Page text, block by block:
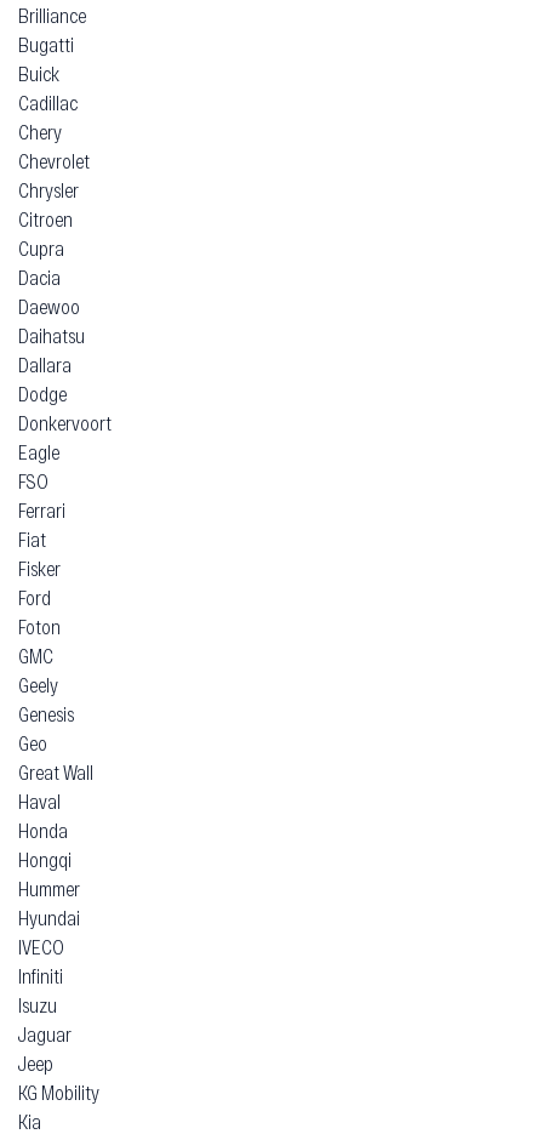
Brilliance
Bugatti
Buick
Cadillac
Chery
Chevrolet
Chrysler
Citroen
Cupra
Dacia
Daewoo
Daihatsu
Dallara
Dodge
Donkervoort
Eagle
FSO
Ferrari
Fiat
Fisker
Ford
Foton
GMC
Geely
Genesis
Geo
Great Wall
Haval
Honda
Hongqi
Hummer
Hyundai
IVECO
Infiniti
Isuzu
Jaguar
Jeep
KG Mobility
Kia